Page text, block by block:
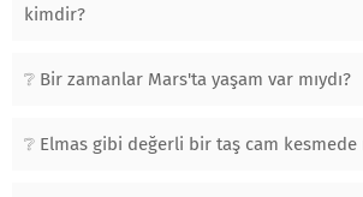
kimdir?
Bir zamanlar Mars'ta yaşam var mıydı?
Elmas gibi değerli bir taş cam kesmede